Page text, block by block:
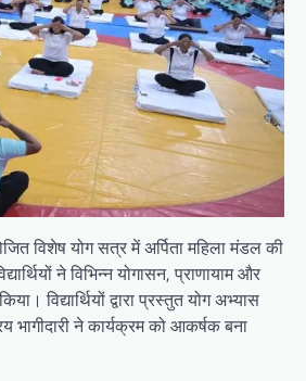
विशेष योग सत्र में अर्पिता महिला मंडल की
ने विभिन्न योगासन, प्राणायाम और
विद्यार्थियों द्वारा प्रस्तुत योग अभ्यास
भागीदारी ने कार्यक्रम को आकर्षक बना